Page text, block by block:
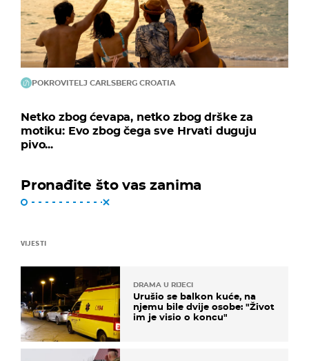
POKROVITELJ CARLSBERG CROATIA
Netko zbog ćevapa, netko zbog drške za
motiku: Evo zbog čega sve Hrvati duguju
pivo...
Pronađite što vas zanima
VIJESTI
DRAMA U RIJECI
Urušio se balkon kuće, na
njemu bile dvije osobe: "Život
im je visio o koncu"